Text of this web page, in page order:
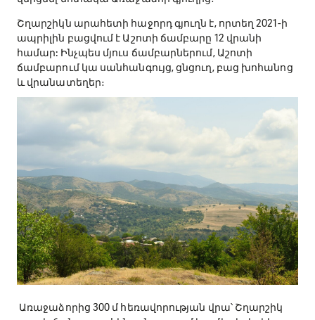
Առաջաձորից 300 մ հեռավորության վրա՝ Շղարշիկ
գյուղի ճանապարհին, անտառում կա մի գեղեցիկ
բացատ, որտեղ հնարավոր է տեղադրել ավելի քան 12
վրան: Բացատի մոտ աղբյուր չկա, բայց ջուր կարելի է
վերցնել մոտակա Առաջաձոր գյուղից։
Շղարշիկն արահետի հաջորդ գյուղն է, որտեղ 2021-ի
ապրիլին բացվում է Աշոտի ճամբարը 12 վրանի
համար: Ինչպես մյուս ճամբարներում, Աշոտի
ճամբարում կա սանհանգույց, ցնցուղ, բաց խոհանոց
և վրանատեղեր։